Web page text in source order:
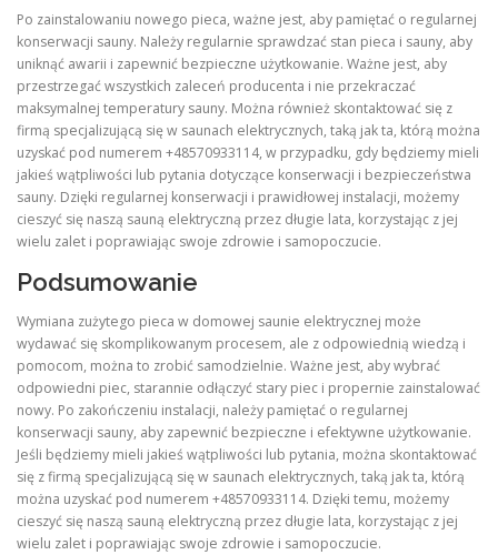
Po zainstalowaniu nowego pieca, ważne jest, aby pamiętać o regularnej
konserwacji sauny. Należy regularnie sprawdzać stan pieca i sauny, aby
uniknąć awarii i zapewnić bezpieczne użytkowanie. Ważne jest, aby
przestrzegać wszystkich zaleceń producenta i nie przekraczać
maksymalnej temperatury sauny. Można również skontaktować się z
firmą specjalizującą się w saunach elektrycznych, taką jak ta, którą można
uzyskać pod numerem +48570933114, w przypadku, gdy będziemy mieli
jakieś wątpliwości lub pytania dotyczące konserwacji i bezpieczeństwa
sauny. Dzięki regularnej konserwacji i prawidłowej instalacji, możemy
cieszyć się naszą sauną elektryczną przez długie lata, korzystając z jej
wielu zalet i poprawiając swoje zdrowie i samopoczucie.
Podsumowanie
Wymiana zużytego pieca w domowej saunie elektrycznej może
wydawać się skomplikowanym procesem, ale z odpowiednią wiedzą i
pomocom, można to zrobić samodzielnie. Ważne jest, aby wybrać
odpowiedni piec, starannie odłączyć stary piec i propernie zainstalować
nowy. Po zakończeniu instalacji, należy pamiętać o regularnej
konserwacji sauny, aby zapewnić bezpieczne i efektywne użytkowanie.
Jeśli będziemy mieli jakieś wątpliwości lub pytania, można skontaktować
się z firmą specjalizującą się w saunach elektrycznych, taką jak ta, którą
można uzyskać pod numerem +48570933114. Dzięki temu, możemy
cieszyć się naszą sauną elektryczną przez długie lata, korzystając z jej
wielu zalet i poprawiając swoje zdrowie i samopoczucie.